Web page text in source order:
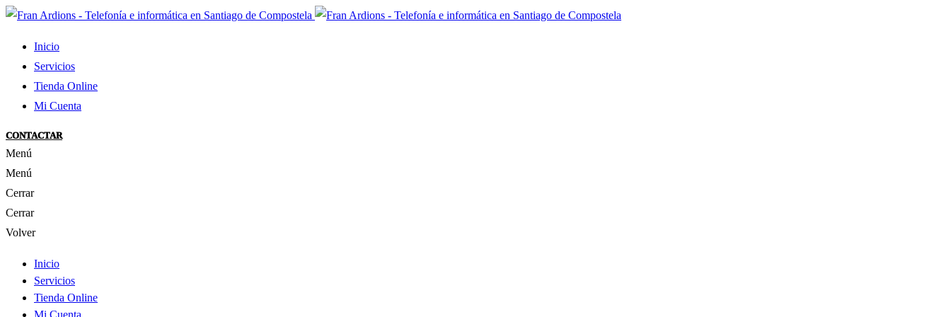
Inicio
Servicios
Tienda Online
Mi Cuenta
CONTACTAR
Menú
Menú
Cerrar
Cerrar
Volver
Inicio
Servicios
Tienda Online
Mi Cuenta